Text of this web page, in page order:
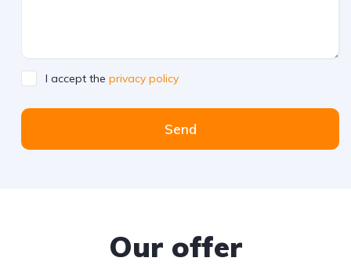
I accept the privacy policy
Send
Our offer